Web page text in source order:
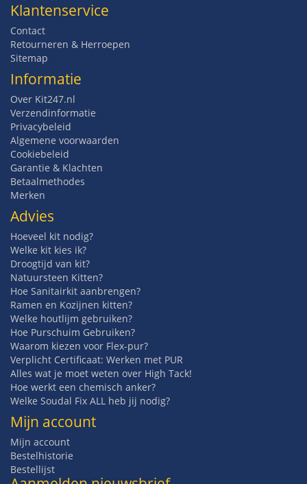
Klantenservice
Contact
Retourneren & Herroepen
Sitemap
Informatie
Over Kit247.nl
Verzendinformatie
Privacybeleid
Algemene voorwaarden
Cookiebeleid
Garantie & Klachten
Betaalmethodes
Merken
Advies
Hoeveel kit nodig?
Welke kit kies ik?
Droogtijd van kit?
Natuursteen Kitten?
Hoe Sanitairkit aanbrengen?
Ramen en Kozijnen kitten?
Welke houtlijm gebruiken?
Hoe Purschuim Gebruiken?
Waarom kiezen voor Flex-pur?
Verplicht Certificaat: Werken met PUR
Alles wat je moet weten over High Tack!
Hoe werkt een chemisch anker?
Welke Soudal Fix ALL heb jij nodig?
Mijn account
Mijn account
Bestelhistorie
Bestellijst